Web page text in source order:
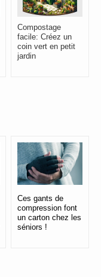
Compostage
facile: Créez un
coin vert en petit
jardin
Ces gants de
compression font
un carton chez les
séniors !